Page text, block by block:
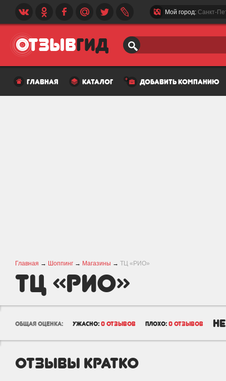
Мой город: Санкт-
главная каталог добавить компанию
Главная → Шоппинг → Магазины → ТЦ «РИО»
ТЦ «РИО»
общая оценка: ужасно: 0 отзывов плохо: 0 отзывов
отзывы кратко